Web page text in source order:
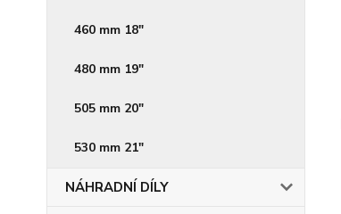
460 mm 18"
480 mm 19"
505 mm 20"
530 mm 21"
NÁHRADNÍ DÍLY